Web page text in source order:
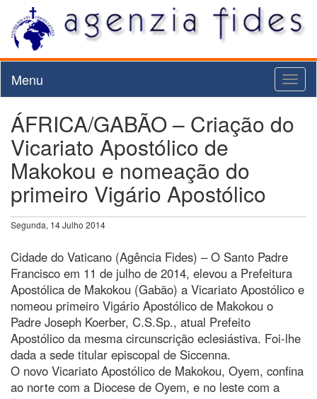
Menu
ÁFRICA/GABÃO – Criação do
Vicariato Apostólico de
Makokou e nomeação do
primeiro Vigário Apostólico
Segunda, 14 Julho 2014
Cidade do Vaticano (Agência Fides) – O Santo Padre
Francisco em 11 de julho de 2014, elevou a Prefeitura
Apostólica de Makokou (Gabão) a Vicariato Apostólico e
nomeou primeiro Vigário Apostólico de Makokou o
Padre Joseph Koerber, C.S.Sp., atual Prefeito
Apostólico da mesma circunscrição eclesiástiva. Foi-lhe
dada a sede titular episcopal de Siccenna.
O novo Vicariato Apostólico de Makokou, Oyem, confina
ao norte com a Diocese de Oyem, e no leste com a